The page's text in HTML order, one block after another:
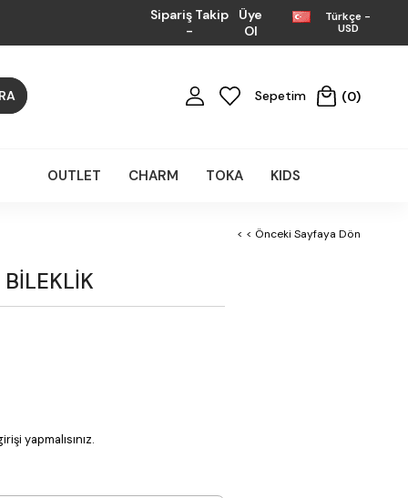
Sipariş Takip
-
Üye
Ol
Türkçe -
USD
Sepetim 0
OUTLET CHARM TOKA KIDS
< < Önceki Sayfaya Dön
yapmalısınız.